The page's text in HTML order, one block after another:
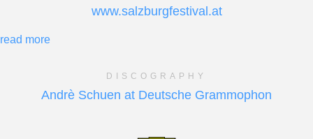
www.salzburgfestival.at
read more
DISCOGRAPHY
Andrè Schuen at Deutsche Grammophon